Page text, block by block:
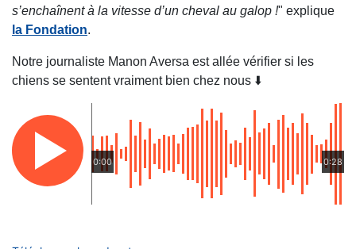
s’enchaînent à la vitesse d’un cheval au galop !" explique
la Fondation.
Notre journaliste Manon Aversa est allée vérifier si les
chiens se sentent vraiment bien chez nous ⬇️
0:00 0:28